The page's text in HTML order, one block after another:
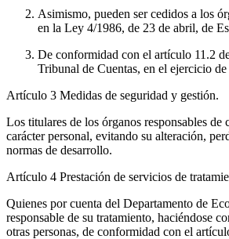
Asimismo, pueden ser cedidos a los
en la Ley 4/1986, de 23 de abril, de
De conformidad con el artículo 11.2
Tribunal de Cuentas, en el ejercicio
Artículo 3 Medidas de seguridad y gestión.
Los titulares de los órganos responsables
carácter personal, evitando su alteración,
normas de desarrollo.
Artículo 4 Prestación de servicios de
Quienes por cuenta del Departamento de
responsable de su tratamiento, haciéndose
otras personas, de conformidad con el